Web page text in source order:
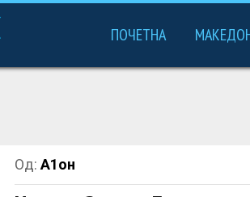
ПОЧЕТНА
Од: А1он